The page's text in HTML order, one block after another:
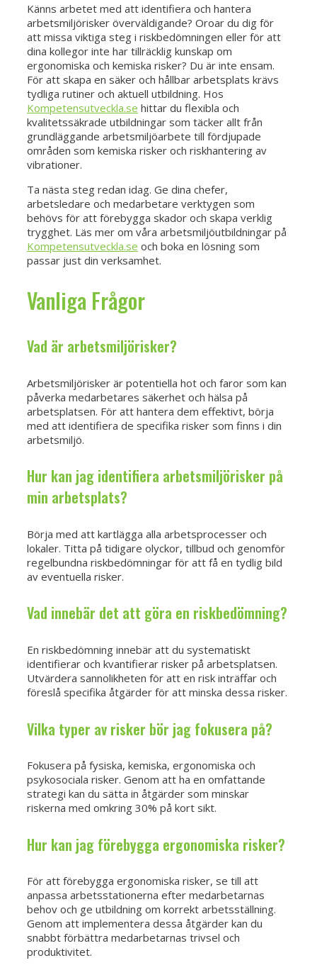
Känns arbetet med att identifiera och hantera
arbetsmiljörisker överväldigande? Oroar du dig för
att missa viktiga steg i riskbedömningen eller för att
dina kollegor inte har tillräcklig kunskap om
ergonomiska och kemiska risker? Du är inte ensam.
För att skapa en säker och hållbar arbetsplats krävs
tydliga rutiner och aktuell utbildning. Hos
Kompetensutveckla.se hittar du flexibla och
kvalitetssäkrade utbildningar som täcker allt från
grundläggande arbetsmiljöarbete till fördjupade
områden som kemiska risker och riskhantering av
vibrationer.
Ta nästa steg redan idag. Ge dina chefer,
arbetsledare och medarbetare verktygen som
behövs för att förebygga skador och skapa verklig
trygghet. Läs mer om våra arbetsmiljöutbildningar på
Kompetensutveckla.se och boka en lösning som
passar just din verksamhet.
Vanliga Frågor
Vad är arbetsmiljörisker?
Arbetsmiljörisker är potentiella hot och faror som kan
påverka medarbetares säkerhet och hälsa på
arbetsplatsen. För att hantera dem effektivt, börja
med att identifiera de specifika risker som finns i din
arbetsmiljö.
Hur kan jag identifiera arbetsmiljörisker på
min arbetsplats?
Börja med att kartlägga alla arbetsprocesser och
lokaler. Titta på tidigare olyckor, tillbud och genomför
regelbundna riskbedömningar för att få en tydlig bild
av eventuella risker.
Vad innebär det att göra en riskbedömning?
En riskbedömning innebär att du systematiskt
identifierar och kvantifierar risker på arbetsplatsen.
Utvärdera sannolikheten för att en risk inträffar och
föreslå specifika åtgärder för att minska dessa risker.
Vilka typer av risker bör jag fokusera på?
Fokusera på fysiska, kemiska, ergonomiska och
psykosociala risker. Genom att ha en omfattande
strategi kan du sätta in åtgärder som minskar
riskerna med omkring 30% på kort sikt.
Hur kan jag förebygga ergonomiska risker?
För att förebygga ergonomiska risker, se till att
anpassa arbetsstationerna efter medarbetarnas
behov och ge utbildning om korrekt arbetsställning.
Genom att implementera dessa åtgärder kan du
snabbt förbättra medarbetarnas trivsel och
produktivitet.